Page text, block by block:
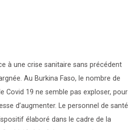
à une crise sanitaire sans précédent
Au Burkina Faso, le nombre de
Covid 19 ne semble pas exploser, pour
d’augmenter. Le personnel de santé
élaboré dans le cadre de la